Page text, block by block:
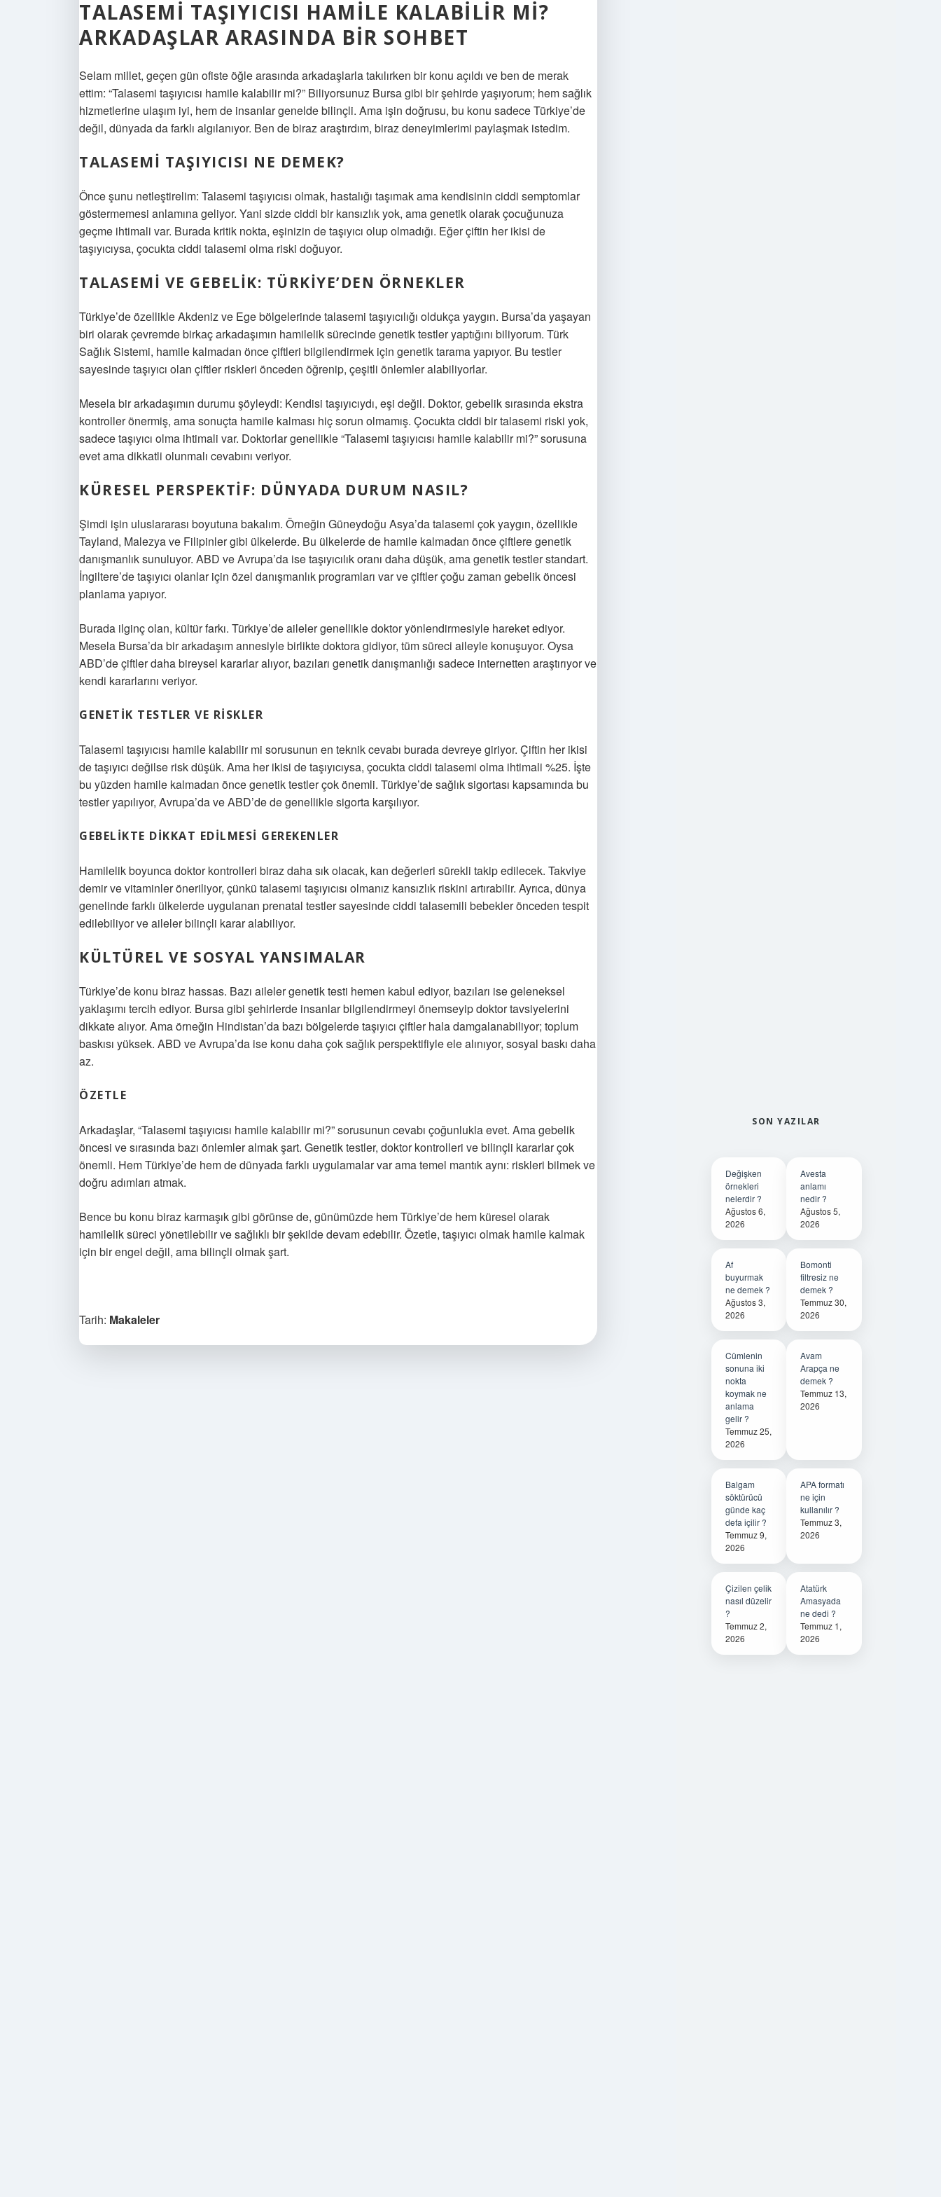
TALASEMI TAŞIYICISI HAMILE KALABILIR MI?
ARKADAŞLAR ARASINDA BIR SOHBET
Selam millet, geçen gün ofiste öğle arasında arkadaşlarla takılırken bir konu açıldı ve ben de merak
ettim: “Talasemi taşıyıcısı hamile kalabilir mi?” Biliyorsunuz Bursa gibi bir şehirde yaşıyorum; hem sağlık
hizmetlerine ulaşım iyi, hem de insanlar genelde bilinçli. Ama işin doğrusu, bu konu sadece Türkiye’de
değil, dünyada da farklı algılanıyor. Ben de biraz araştırdım, biraz deneyimlerimi paylaşmak istedim.
TALASEMI TAŞIYICISI NE DEMEK?
Önce şunu netleştirelim: Talasemi taşıyıcısı olmak, hastalığı taşımak ama kendisinin ciddi semptomlar
göstermemesi anlamına geliyor. Yani sizde ciddi bir kansızlık yok, ama genetik olarak çocuğunuza
geçme ihtimali var. Burada kritik nokta, eşinizin de taşıyıcı olup olmadığı. Eğer çiftin her ikisi de
taşıyıcıysa, çocukta ciddi talasemi olma riski doğuyor.
TALASEMI VE GEBELIK: TÜRKIYE’DEN ÖRNEKLER
Türkiye’de özellikle Akdeniz ve Ege bölgelerinde talasemi taşıyıcılığı oldukça yaygın. Bursa’da yaşayan
biri olarak çevremde birkaç arkadaşımın hamilelik sürecinde genetik testler yaptığını biliyorum. Türk
Sağlık Sistemi, hamile kalmadan önce çiftleri bilgilendirmek için genetik tarama yapıyor. Bu testler
sayesinde taşıyıcı olan çiftler riskleri önceden öğrenip, çeşitli önlemler alabiliyorlar.
Mesela bir arkadaşımın durumu şöyleydi: Kendisi taşıyıcıydı, eşi değil. Doktor, gebelik sırasında ekstra
kontroller önermiş, ama sonuçta hamile kalması hiç sorun olmamış. Çocukta ciddi bir talasemi riski yok,
sadece taşıyıcı olma ihtimali var. Doktorlar genellikle “Talasemi taşıyıcısı hamile kalabilir mi?” sorusuna
evet ama dikkatli olunmalı cevabını veriyor.
KÜRESEL PERSPEKTIF: DÜNYADA DURUM NASIL?
Şimdi işin uluslararası boyutuna bakalım. Örneğin Güneydoğu Asya’da talasemi çok yaygın, özellikle
Tayland, Malezya ve Filipinler gibi ülkelerde. Bu ülkelerde de hamile kalmadan önce çiftlere genetik
danışmanlık sunuluyor. ABD ve Avrupa’da ise taşıyıcılık oranı daha düşük, ama genetik testler standart.
İngiltere’de taşıyıcı olanlar için özel danışmanlık programları var ve çiftler çoğu zaman gebelik öncesi
planlama yapıyor.
Burada ilginç olan, kültür farkı. Türkiye’de aileler genellikle doktor yönlendirmesiyle hareket ediyor.
Mesela Bursa’da bir arkadaşım annesiyle birlikte doktora gidiyor, tüm süreci aileyle konuşuyor. Oysa
ABD’de çiftler daha bireysel kararlar alıyor, bazıları genetik danışmanlığı sadece internetten araştırıyor ve
kendi kararlarını veriyor.
GENETIK TESTLER VE RISKLER
Talasemi taşıyıcısı hamile kalabilir mi sorusunun en teknik cevabı burada devreye giriyor. Çiftin her ikisi
de taşıyıcı değilse risk düşük. Ama her ikisi de taşıyıcıysa, çocukta ciddi talasemi olma ihtimali %25. İşte
bu yüzden hamile kalmadan önce genetik testler çok önemli. Türkiye’de sağlık sigortası kapsamında bu
testler yapılıyor, Avrupa’da ve ABD’de de genellikle sigorta karşılıyor.
GEBELIKTE DIKKAT EDILMESI GEREKENLER
Hamilelik boyunca doktor kontrolleri biraz daha sık olacak, kan değerleri sürekli takip edilecek. Takviye
demir ve vitaminler öneriliyor, çünkü talasemi taşıyıcısı olmanız kansızlık riskini artırabilir. Ayrıca, dünya
genelinde farklı ülkelerde uygulanan prenatal testler sayesinde ciddi talasemili bebekler önceden tespit
edilebiliyor ve aileler bilinçli karar alabiliyor.
KÜLTÜREL VE SOSYAL YANSIMALAR
Türkiye’de konu biraz hassas. Bazı aileler genetik testi hemen kabul ediyor, bazıları ise geleneksel
yaklaşımı tercih ediyor. Bursa gibi şehirlerde insanlar bilgilendirmeyi önemseyip doktor tavsiyelerini
dikkate alıyor. Ama örneğin Hindistan’da bazı bölgelerde taşıyıcı çiftler hala damgalanabiliyor; toplum
baskısı yüksek. ABD ve Avrupa’da ise konu daha çok sağlık perspektifiyle ele alınıyor, sosyal baskı daha
az.
ÖZETLE
Arkadaşlar, “Talasemi taşıyıcısı hamile kalabilir mi?” sorusunun cevabı çoğunlukla evet. Ama gebelik
öncesi ve sırasında bazı önlemler almak şart. Genetik testler, doktor kontrolleri ve bilinçli kararlar çok
önemli. Hem Türkiye’de hem de dünyada farklı uygulamalar var ama temel mantık aynı: riskleri bilmek ve
doğru adımları atmak.
Bence bu konu biraz karmaşık gibi görünse de, günümüzde hem Türkiye’de hem küresel olarak
hamilelik süreci yönetilebilir ve sağlıklı bir şekilde devam edebilir. Özetle, taşıyıcı olmak hamile kalmak
için bir engel değil, ama bilinçli olmak şart.
Tarih: Makaleler
SON YAZILAR
Değişken
örnekleri
nelerdir ?
Ağustos 6,
2026
Avesta
anlamı
nedir ?
Ağustos 5,
2026
Af
buyurmak
ne demek ?
Ağustos 3,
2026
Bomonti
filtresiz ne
demek ?
Temmuz 30,
2026
Cümlenin
sonuna iki
nokta
koymak ne
anlama
gelir ?
Temmuz 25,
2026
Avam
Arapça ne
demek ?
Temmuz 13,
2026
Balgam
söktürücü
günde kaç
defa içilir ?
Temmuz 9,
2026
APA formatı
ne için
kullanılır ?
Temmuz 3,
2026
Çizilen çelik
nasıl düzelir
?
Temmuz 2,
2026
Atatürk
Amasyada
ne dedi ?
Temmuz 1,
2026